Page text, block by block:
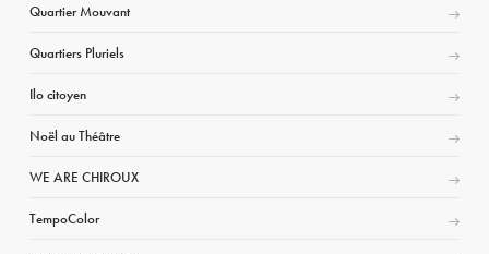
Quartier Mouvant
Quartiers Pluriels
Ilo citoyen
Noël au Théâtre
WE ARE CHIROUX
TempoColor